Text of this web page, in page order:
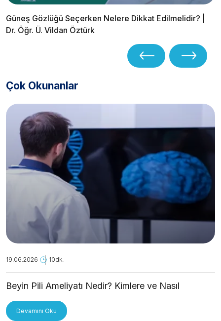
Güneş Gözlüğü Seçerken Nelere Dikkat Edilmelidir? |
Dr. Öğr. Ü. Vildan Öztürk
Çok Okunanlar
19.06.2026 10dk.
Beyin Pili Ameliyatı Nedir? Kimlere ve Nasıl
Devamını Oku